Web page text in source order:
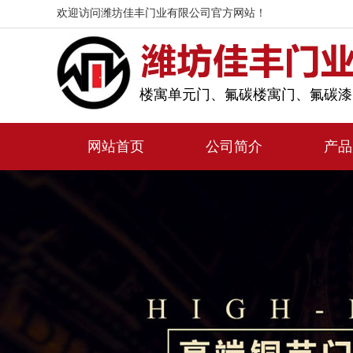
欢迎访问潍坊佳丰门业有限公司官方网站！
楼寓单元门、氟碳楼寓门、氟碳
网站首页 公司简介 产